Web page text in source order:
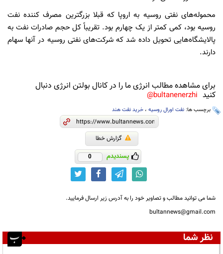
محموله‌های نفتی روسیه به اروپا که قبلا بزرگترین مصرف کننده نفت
روسیه بود، کمی کمتر از یک چهارم بود. تقریباً کل حجم صادرات نفت به
پالایشگاه‌هایی تحویل داده شد که شرکت‌های نفتی روسیه در آنها سهام
دارند.
برای مشاهده مطالب انرژی ما را در کانال بولتن انرژی دنبال
کنید bultanenerzhi@
برچسب ها: نفت اورال روسیه ، خرید نفت هند
گزارش خطا
پسندیدم 0
شما می توانید مطالب و تصاویر خود را به آدرس زیر ارسال فرمایید.
bultannews@gmail.com
نظر شما